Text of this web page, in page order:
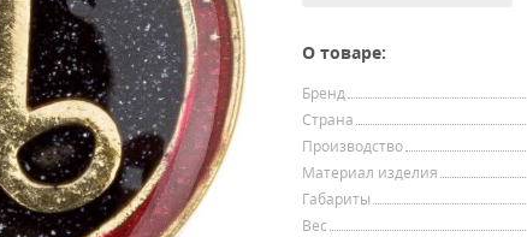
О товаре:
Бренд
Страна
Производство
Материал изделия
Габариты
Вес